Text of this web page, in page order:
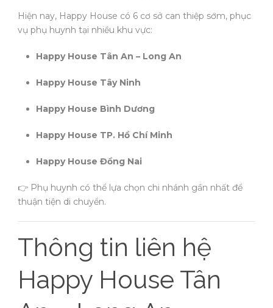
Hiện nay, Happy House có 6 cơ sở can thiệp sớm, phục
vụ phụ huynh tại nhiều khu vực:
Happy House Tân An – Long An
Happy House Tây Ninh
Happy House Bình Dương
Happy House TP. Hồ Chí Minh
Happy House Đồng Nai
👉 Phụ huynh có thể lựa chọn chi nhánh gần nhất để
thuận tiện di chuyển.
Thông tin liên hệ
Happy House Tân